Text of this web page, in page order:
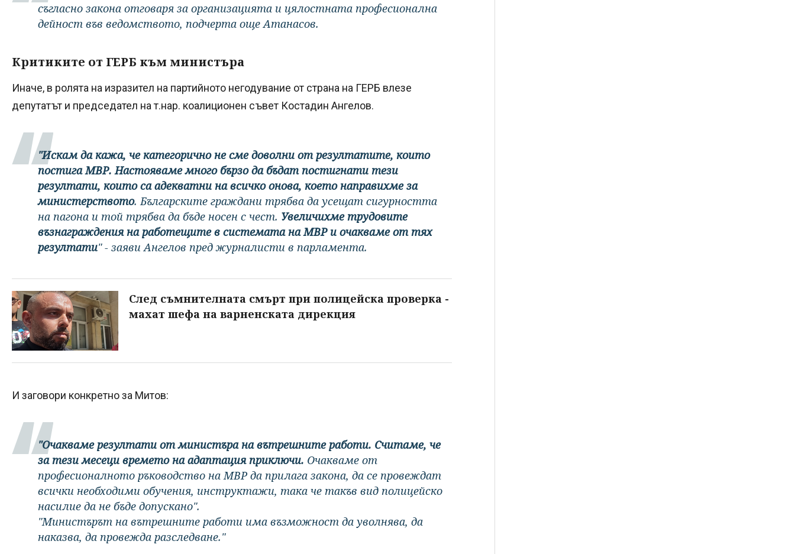
съгласно закона отговаря за организацията и цялостната професионална
дейност във ведомството, подчерта още Атанасов.
Критиките от ГЕРБ към министъра
Иначе, в ролята на изразител на партийното негодувание от страна на ГЕРБ влезе
депутатът и председател на т.нар. коалиционен съвет Костадин Ангелов.
"Искам да кажа, че категорично не сме доволни от резултатите, които
постига МВР. Настояваме много бързо да бъдат постигнати тези
резултати, които са адекватни на всичко онова, което направихме за
министерството. Българските граждани трябва да усещат сигурността
на пагона и той трябва да бъде носен с чест. Увеличихме трудовите
възнаграждения на работещите в системата на МВР и очакваме от тях
резултати" - заяви Ангелов пред журналисти в парламента.
След съмнителната смърт при полицейска проверка -
махат шефа на варненската дирекция
И заговори конкретно за Митов:
"Очакваме резултати от министъра на вътрешните работи. Считаме, че
за тези месеци времето на адаптация приключи. Очакваме от
професионалното ръководство на МВР да прилага закона, да се провеждат
всички необходими обучения, инструктажи, така че такъв вид полицейско
насилие да не бъде допускано".
"Министърът на вътрешните работи има възможност да уволнява, да
наказва, да провежда разследване."